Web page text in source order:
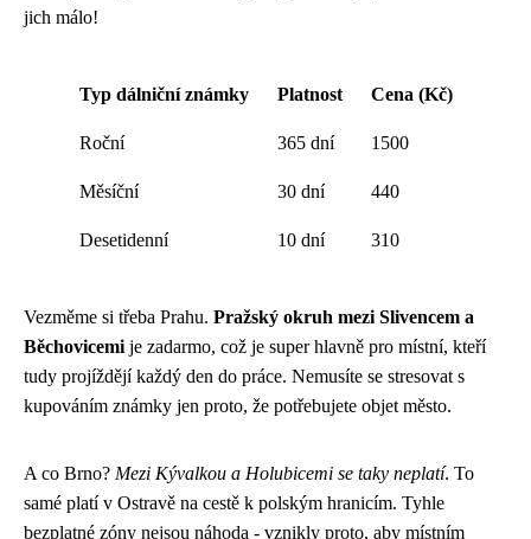
jich málo!
Typ dálniční známky Platnost Cena (Kč)
Roční 365 dní 1500
Měsíční 30 dní 440
Desetidenní 10 dní 310
Vezměme si třeba Prahu. Pražský okruh mezi Slivencem a
Běchovicemi je zadarmo, což je super hlavně pro místní, kteří
tudy projíždějí každý den do práce. Nemusíte se stresovat s
kupováním známky jen proto, že potřebujete objet město.
A co Brno? Mezi Kývalkou a Holubicemi se taky neplatí. To
samé platí v Ostravě na cestě k polským hranicím. Tyhle
bezplatné zóny nejsou náhoda - vznikly proto, aby místním